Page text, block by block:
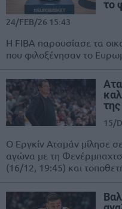
το
24/FEB/26 15:43
H FIBA παρουσίασε τα
που φιλοξένησαν το
15/
Ο Εργκίν Αταμάν μίλησε
αγώνα με τη
(16/12, 19:45) και